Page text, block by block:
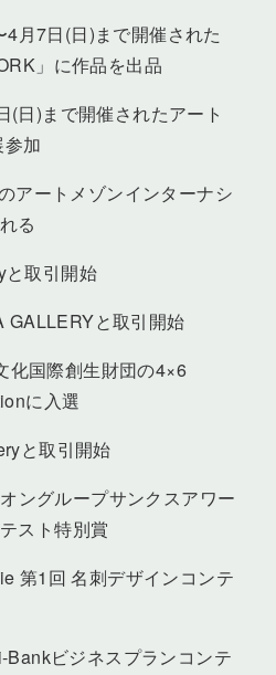
月7日(日)まで開催された
」に作品を出品
(日)まで開催されたアート
加
アートメゾンインターナシ
る
取引開始
と取引開始
化国際創生財団の4×6
に入選
と取引開始
ングループサンクスアワー
スト特別賞
第1回 名刺デザインコンテ
ビジネスプランコンテ